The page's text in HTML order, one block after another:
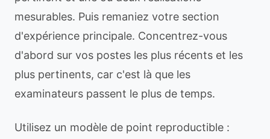
mesurables. Puis remaniez votre section
d'expérience principale. Concentrez-vous
d'abord sur vos postes les plus récents et les
plus pertinents, car c'est là que les
examinateurs passent le plus de temps.
Utilisez un modèle de point reproductible :